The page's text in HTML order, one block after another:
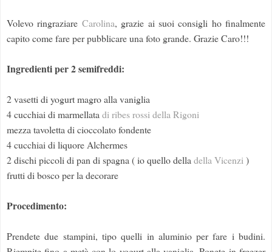
Volevo ringraziare Carolina, grazie ai suoi consigli ho finalmente
capito come fare per pubblicare una foto grande. Grazie Caro!!!
Ingredienti per 2 semifreddi:
2 vasetti di yogurt magro alla vaniglia
4 cucchiai di marmellatadi ribes rossi della Rigoni
mezza tavoletta di cioccolato fondente
4 cucchiai di liquore Alchermes
2 dischi piccoli di pan di spagna ( io quello delladella Vicenzi)
frutti di bosco per la decorare
Procedimento:
Prendete due stampini, tipo quelli in aluminio per fare i budini.